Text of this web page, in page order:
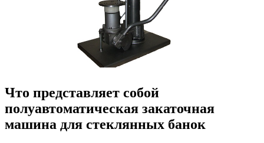
Что представляет собой
полуавтоматическая закаточная
машина для стеклянных банок